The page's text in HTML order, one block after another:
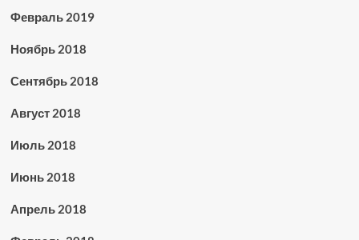
Февраль 2019
Ноябрь 2018
Сентябрь 2018
Август 2018
Июль 2018
Июнь 2018
Апрель 2018